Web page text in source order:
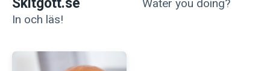
Skitgott.se
In och läs!
Water you doing?